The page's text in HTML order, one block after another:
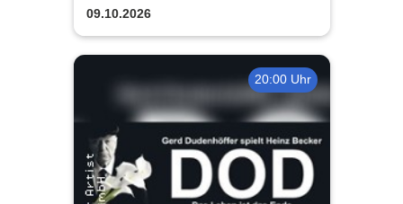
09.10.2026
20:00 Uhr